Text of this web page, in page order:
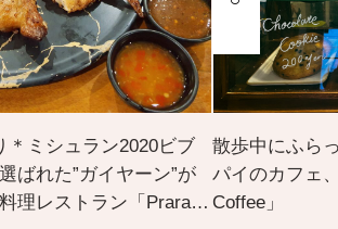
＊ミシュラン2020ビブ
ばれた”ガイヤーン”が
理レストラン「Praram
散歩中にふら
パイのカフェ
Coffee」